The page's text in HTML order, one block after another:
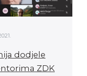
dodjele
ZDK